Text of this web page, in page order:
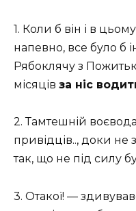
1. Коли б він і в
напевно, все було б
Рябоклячу з
місяців за ніс
2. Тамтешній воєвода
привідців.., доки не
так, що не під силу
3. Отакої! —